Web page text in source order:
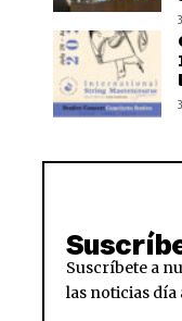
Suscríbete a
las noticias